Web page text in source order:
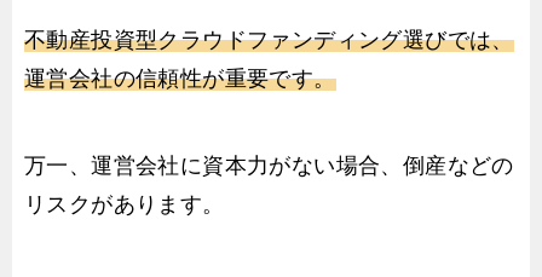
不動産投資型クラウドファンディング選びでは、
運営会社の信頼性が重要です。
万一、運営会社に資本力がない場合、倒産などの
リスクがあります。